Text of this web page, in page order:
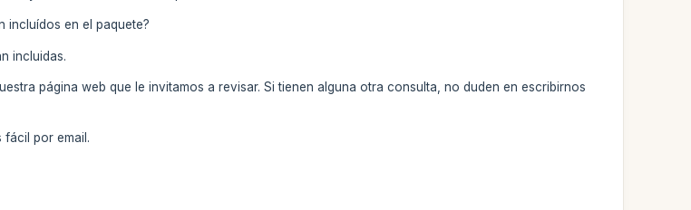
incluídos en el paquete?
incluidas.
página web que le invitamos a revisar. Si tienen alguna otra consulta, no duden en escribirnos
fácil por email.